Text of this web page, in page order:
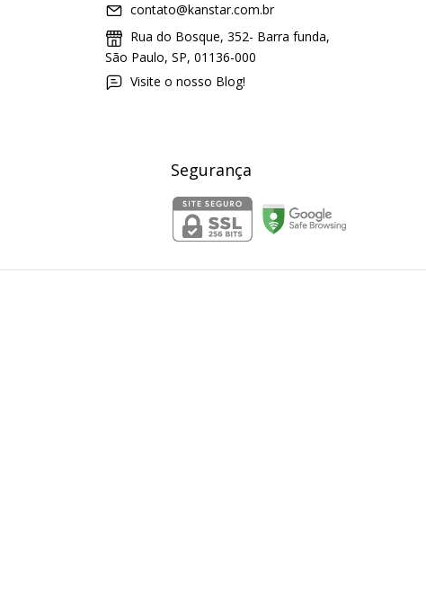
contato@kanstar.com.br
Rua do Bosque, 352- Barra funda,
São Paulo, SP, 01136-000
Visite o nosso Blog!
Segurança